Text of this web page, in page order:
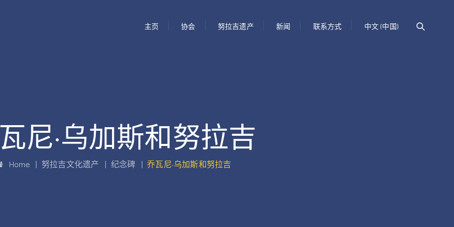
主页 协会 努拉吉遗产 新闻 联系方式 中文 (中国)
尼·乌加斯和努拉吉
Home | 努拉吉文化遗产 | 纪念碑 |乔瓦尼·乌加斯和努拉吉